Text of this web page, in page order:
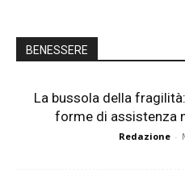
BENESSERE
La bussola della
forme di assistenza
Redazione -